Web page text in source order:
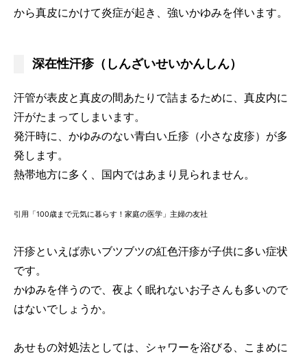
から真皮にかけて炎症が起き、強いかゆみを伴います。
深在性汗疹（しんざいせいかんしん）
汗管が表皮と真皮の間あたりで詰まるために、真皮内に
汗がたまってしまいます。
発汗時に、かゆみのない青白い丘疹（小さな皮疹）が多
発します。
熱帯地方に多く、国内ではあまり見られません。
引用「100歳まで元気に暮らす！家庭の医学」主婦の友社
汗疹といえば赤いブツブツの紅色汗疹が子供に多い症状
です。
かゆみを伴うので、夜よく眠れないお子さんも多いので
はないでしょうか。
あせもの対処法としては、シャワーを浴びる、こまめに